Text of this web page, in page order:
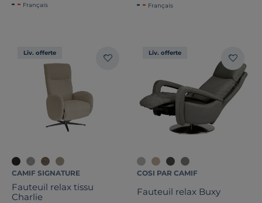
Français Français
Liv. offerte
CAMIF SIGNATURE
Fauteuil relax tissu
Charlie
Liv. offerte
COSI PAR CAMIF
Fauteuil relax Buxy